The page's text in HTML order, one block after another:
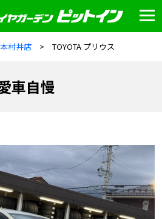
村井店 TOYOTA プリウス
車自慢